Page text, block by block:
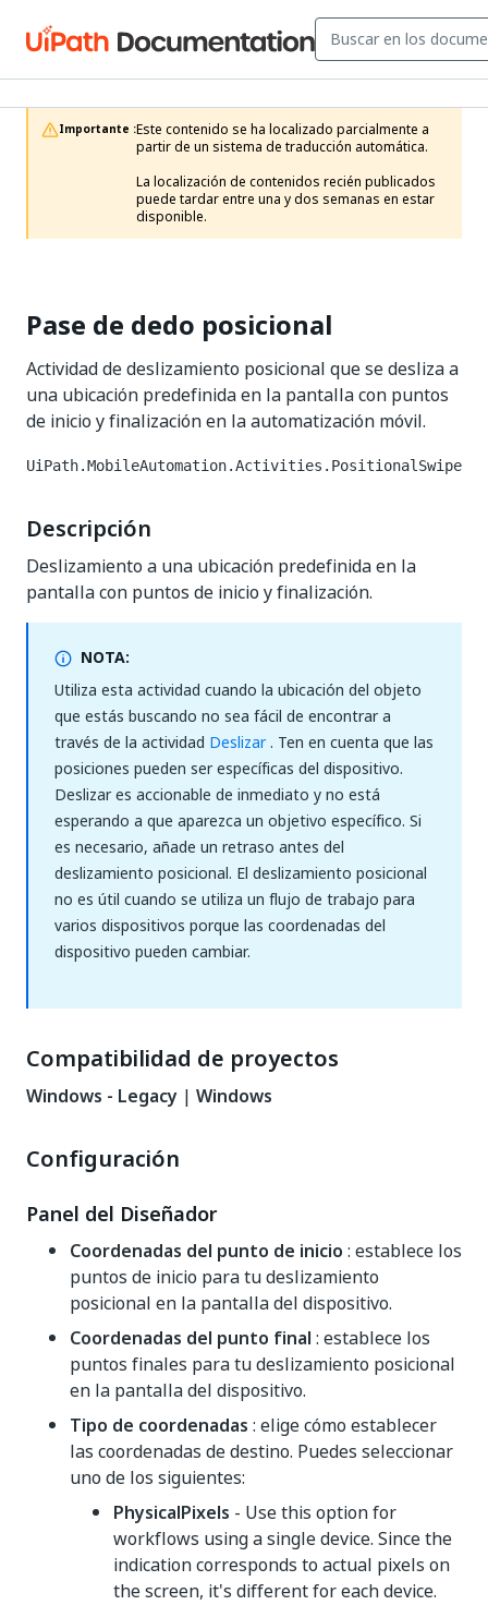
Importante :Este contenido se ha localizado parcialmente a
partir de un sistema de traducción automática.
La localización de contenidos recién publicados
puede tardar entre una y dos semanas en estar
disponible.
Pase de dedo posicional
Actividad de deslizamiento posicional que se desliza a
una ubicación predefinida en la pantalla con puntos
de inicio y finalización en la automatización móvil.
UiPath.MobileAutomation.Activities.PositionalSwipe
Descripción
Deslizamiento a una ubicación predefinida en la
pantalla con puntos de inicio y finalización.
NOTA:
Utiliza esta actividad cuando la ubicación del objeto
que estás buscando no sea fácil de encontrar a
través de la actividad Deslizar. Ten en cuenta que las
posiciones pueden ser específicas del dispositivo.
Deslizar es accionable de inmediato y no está
esperando a que aparezca un objetivo específico. Si
es necesario, añade un retraso antes del
deslizamiento posicional. El deslizamiento posicional
no es útil cuando se utiliza un flujo de trabajo para
varios dispositivos porque las coordenadas del
dispositivo pueden cambiar.
Compatibilidad de proyectos
Windows - Legacy | Windows
Configuración
Panel del Diseñador
Coordenadas del punto de inicio : establece los
puntos de inicio para tu deslizamiento
posicional en la pantalla del dispositivo.
Coordenadas del punto final : establece los
puntos finales para tu deslizamiento posicional
en la pantalla del dispositivo.
Tipo de coordenadas : elige cómo establecer
las coordenadas de destino. Puedes seleccionar
uno de los siguientes:
PhysicalPixels - Use this option for
workflows using a single device. Since the
indication corresponds to actual pixels on
the screen, it's different for each device.